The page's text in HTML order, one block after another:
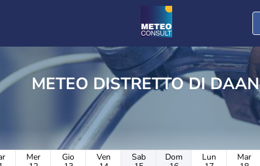
METEO DISTRETTO DI DAAN
Mer
Gio
Ven
Sab
Dom
Lun
Mar